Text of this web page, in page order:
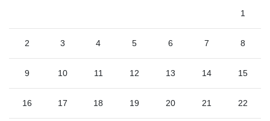
1
2 3 4 5 6 7 8
9 10 11 12 13 14 15
16 17 18 19 20 21 22